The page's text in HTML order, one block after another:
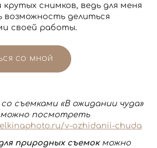
крутых снимков, ведь для меня
возможность делиться
своей работы.
СО МНОЙ
съемками «В ожидании чуда»
можно посмотреть
v-ozhidanii-chuda
природных съемокможно